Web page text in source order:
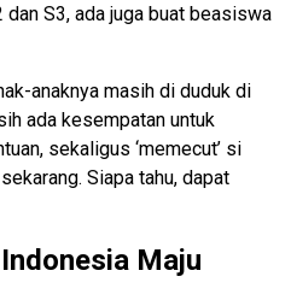
S3, ada juga buat beasiswa
anaknya masih di duduk di
ada kesempatan untuk
sekaligus ‘memecut’ si
Siapa tahu, dapat
Maju